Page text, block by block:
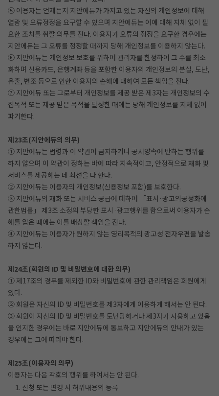
⑤ 이용자는 언제든지 지안에듀가 가지고 있는 자신의 개인정보에 대해
열람 및 오류정정을 요구할 수 있으며 지안에듀는 이에 대해 지체 없이 필
요한 조치를 취할 의무를 진다. 이용자가 오류의 정정을 요구한 경우에는
지안에듀는 그 오류를 정정할 때까지 당해 개인정보를 이용하지 않는다.
⑥ 지안에듀는 개인정보 보호를 위하여 관리자를 한정하여 그 수를 최소
화하며 신용카드, 은행계좌 등을 포함한 이용자의 개인정보의 분실, 도난,
유출, 변조 등으로 인한 이용자의 손해에 대하여 모든 책임을 진다.
⑦ 지안에듀 또는 그로부터 개인정보를 제공 받은 제3자는 개인정보의 수
집목적 또는 제공 받은 목적을 달성한 때에는 당해 개인정보를 지체 없이
파기한다.
제23조(지안에듀의 의무)
① 지안에듀는 법령과 이 약관이 금지하거나 공서양속에 반하는 행위를
하지 않으며 이 약관이 정하는 바에 따라 지속적이고, 안정적으로 재화 및
서비스를 제공하는 데 최선을 다 한다.
② 지안에듀는 이용자의 개인정보(신용정보 포함)를 보호한다.
③ 지안에듀의 재화 또는 서비스 공급에 대하여 「표시·광고의공정화에
관한법률」 제3조 소정의 부당한 표시·광고행위를 함으로써 이용자가 손
해를 입은 때에는 이를 배상할 책임을 진다.
④ 지안에듀는 이용자가 원하지 않는 영리목적의 광고성 전자우편을 발송
하지 않는다.
제24조(회원의 ID 및 비밀번호에 대한 의무)
① 제17조의 경우를 제외한 ID와 비밀번호에 관한 관리책임은 회원에게
있다.
② 회원은 자신의 ID 및 비밀번호를 제3자에게 이용하게 해서는 안 된다.
③ 회원이 자신의 ID 및 비밀번호를 도난당하거나 제3자가 사용하고 있음
을 인지한 경우에는 바로 지안에듀에 통보하고 지안에듀의 안내가 있는
경우에는 그에 따라야 한다.
제25조(이용자의 의무)
이용자는 다음 각호의 행위를 하여서는 안 된다.
1. 신청 또는 변경 시 허위내용의 등록